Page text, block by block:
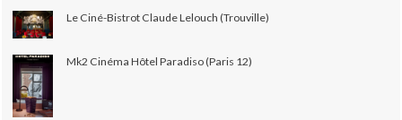
Le Ciné-Bistrot Claude Lelouch (Trouville)
Mk2 Cinéma Hôtel Paradiso (Paris 12)